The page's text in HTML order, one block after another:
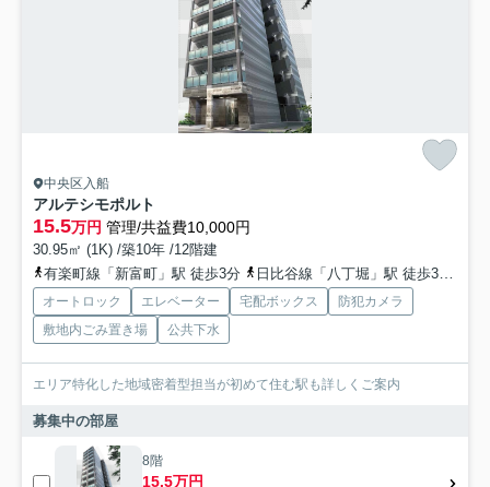
中央区入船
アルテシモポルト
15.5万円 管理/共益費10,000円
30.95㎡ (1K) /築10年 /12階建
有楽町線「新富町」駅 徒歩3分
日比谷線「八丁堀」駅 徒歩3分
オートロック エレベーター 宅配ボックス
防犯カメラ
敷地内ごみ置き場
公共下水
エリア特化した地域密着型担当が初めて住む駅も詳しくご案内
募集中の部屋
8階
15.5万円